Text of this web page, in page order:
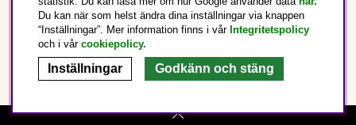
Sverige
Du kan när som helst ändra dina inställningar via knappen
“Inställningar”. Mer information finns i vår Integritetspolicy
och i vår cookiepolicy.
Inställningar Godkänn och stäng